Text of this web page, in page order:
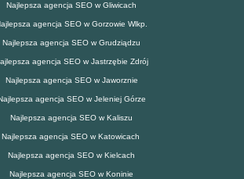
Najlepsza agencja SEO w Gliwicach
agencja SEO w Gorzowie Wlkp.
Najlepsza agencja SEO w Grudziądzu
agencja SEO w Jastrzębie Zdrój
Najlepsza agencja SEO w Jaworznie
agencja SEO w Jeleniej Górze
Najlepsza agencja SEO w Kaliszu
Najlepsza agencja SEO w Katowicach
Najlepsza agencja SEO w Kielcach
Najlepsza agencja SEO w Koninie